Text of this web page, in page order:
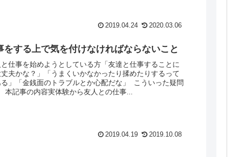
2019.04.24 2020.03.06
をする上で気を付けなければならないこと
仕事を始めようとしている方「友達と仕事することに
夫かな？」「うまくいかなかったり揉めたりするって
」「金銭面のトラブルとか心配だな」 こういった疑問
本記事の内容実体験から友人との仕事...
2019.04.19 2019.10.08